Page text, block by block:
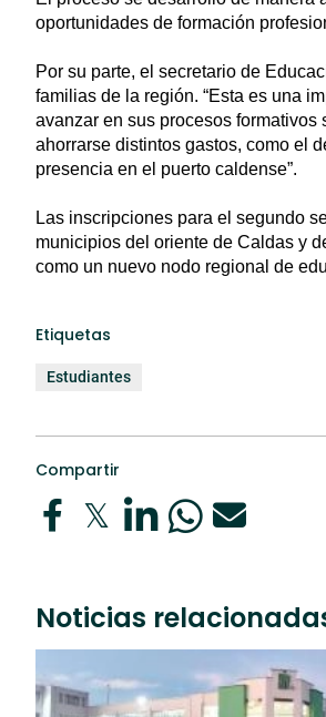
oportunidades de formación
Por su parte, el secretario de
familias de la región. “Esta es una
avanzar en sus procesos
ahorrarse distintos gastos, como el
presencia en el puerto caldense”.
Las inscripciones para el segundo
municipios del oriente de Caldas y
como un nuevo nodo regional de
Etiquetas
Estudiantes
Compartir
Noticias